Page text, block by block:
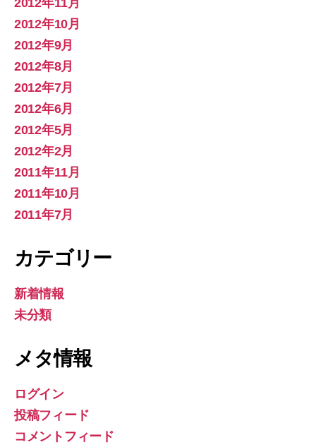
2012年11月
2012年10月
2012年9月
2012年8月
2012年7月
2012年6月
2012年5月
2012年2月
2011年11月
2011年10月
2011年7月
カテゴリー
新着情報
未分類
メタ情報
ログイン
投稿フィード
コメントフィード